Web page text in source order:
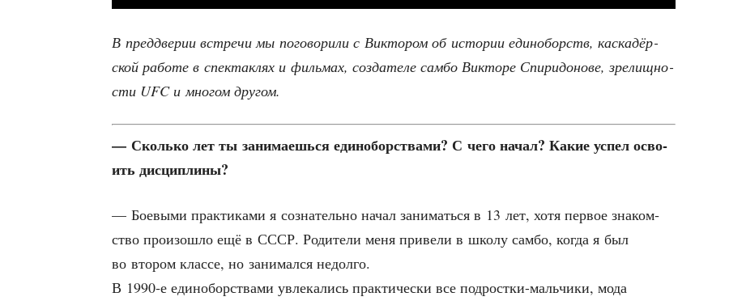
В пред­две­рии встре­чи мы пого­во­ри­ли с Вик­то­ром об исто­рии еди­но­борств, кас­ка­дёр­
ской рабо­те в спек­так­лях и филь­мах, созда­те­ле сам­бо Вик­то­ре Спи­ри­до­но­ве, зре­лищ­но­
сти UFC и мно­гом другом.
— Сколь­ко лет ты зани­ма­ешь­ся еди­но­бор­ства­ми? С чего начал? Какие успел осво­
ить дисциплины?
— Бое­вы­ми прак­ти­ка­ми я созна­тель­но начал зани­мать­ся в 13 лет, хотя пер­вое зна­ком­
ство про­изо­шло ещё в СССР. Роди­те­ли меня при­ве­ли в шко­лу сам­бо, когда я был
во вто­ром клас­се, но зани­мал­ся недолго.
В 1990‑е еди­но­бор­ства­ми увле­ка­лись прак­ти­че­ски все под­рост­ки-маль­чи­ки, мода